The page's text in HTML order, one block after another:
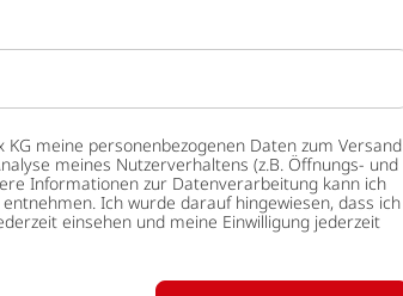
KG meine personenbezogenen Daten zum Versand
meines Nutzerverhaltens (z.B. Öffnungs- und
Informationen zur Datenverarbeitung kann ich
entnehmen. Ich wurde darauf hingewiesen, dass ich
einsehen und meine Einwilligung jederzeit